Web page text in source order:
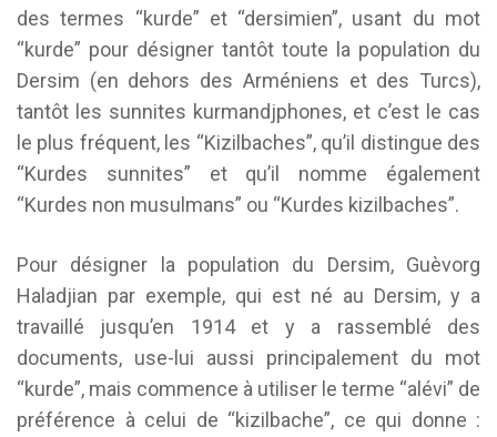
des termes “kurde” et “dersimien”, usant du mot
“kurde” pour désigner tantôt toute la population du
Dersim (en dehors des Arméniens et des Turcs),
tantôt les sunnites kurmandjphones, et c’est le cas
le plus fréquent, les “Kizilbaches”, qu’il distingue des
“Kurdes sunnites” et qu’il nomme également
“Kurdes non musulmans” ou “Kurdes kizilbaches”.
Pour désigner la population du Dersim, Guèvorg
Haladjian par exemple, qui est né au Dersim, y a
travaillé jusqu’en 1914 et y a rassemblé des
documents, use-lui aussi principalement du mot
“kurde”, mais commence à utiliser le terme “alévi” de
préférence à celui de “kizilbache”, ce qui donne :